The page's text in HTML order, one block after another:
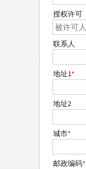
授权许可
联系人
地址1*
地址2
城市*
邮政编码*